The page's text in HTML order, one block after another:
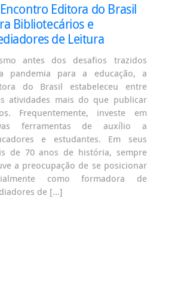
Editora do Brasil
Bibliotecários e
de Leitura
antes dos desafios trazidos
pandemia para a educação, a
do Brasil estabeleceu entre
atividades mais do que publicar
Frequentemente, investe em
ferramentas de auxílio a
e estudantes. Em seus
de 70 anos de história, sempre
a preocupação de se posicionar
como formadora de
de […]